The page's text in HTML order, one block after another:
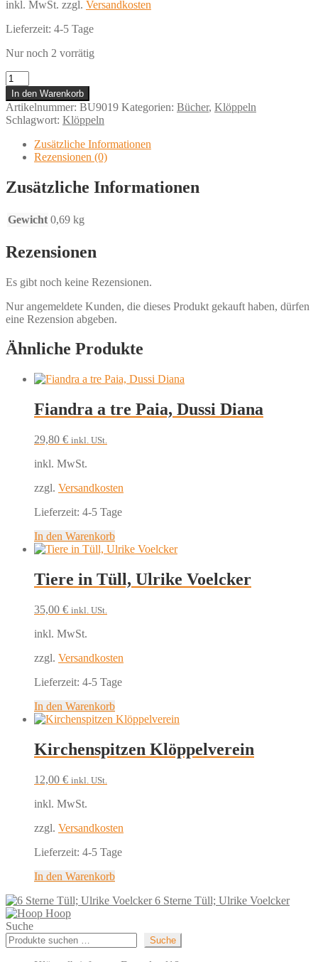
inkl. MwSt. zzgl. Versandkosten
Lieferzeit: 4-5 Tage
Nur noch 2 vorrätig
Syllabus
Binche
III
Menge
In den Warenkorb
Artikelnummer: BU9019 Kategorien: Bücher, Klöppeln
Schlagwort: Klöppeln
Zusätzliche Informationen
Rezensionen (0)
Zusätzliche Informationen
Gewicht 0,69 kg
Rezensionen
Es gibt noch keine Rezensionen.
Nur angemeldete Kunden, die dieses Produkt gekauft haben, dürfen
eine Rezension abgeben.
Ähnliche Produkte
Fiandra a tre Paia, Dussi Diana
29,80 € inkl. USt.
inkl. MwSt.
zzgl. Versandkosten
Lieferzeit: 4-5 Tage
In den Warenkorb
Tiere in Tüll, Ulrike Voelcker
35,00 € inkl. USt.
inkl. MwSt.
zzgl. Versandkosten
Lieferzeit: 4-5 Tage
In den Warenkorb
Kirchenspitzen Klöppelverein
12,00 € inkl. USt.
inkl. MwSt.
zzgl. Versandkosten
Lieferzeit: 4-5 Tage
In den Warenkorb
6 Sterne Tüll; Ulrike Voelcker
Hoop
Suche
Suche